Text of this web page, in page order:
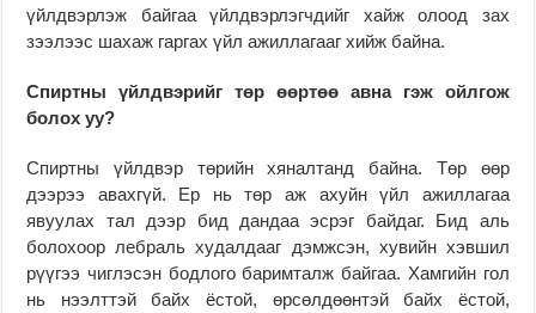
үйлдвэрлэж байгаа үйлдвэрлэгчдийг хайж олоод зах
зээлээс шахаж гаргах үйл ажиллагааг хийж байна.
Спиртны үйлдвэрийг төр өөртөө авна гэж ойлгож
болох уу?
Спиртны үйлдвэр төрийн хяналтанд байна. Төр өөр
дээрээ авахгүй. Ер нь төр аж ахуйн үйл ажиллагаа
явуулах тал дээр бид дандаа эсрэг байдаг. Бид аль
болохоор лебраль худалдааг дэмжсэн, хувийн хэвшил
рүүгээ чиглэсэн бодлого баримталж байгаа. Хамгийн гол
нь нээлттэй байх ёстой, өрсөлдөөнтэй байх ёстой,